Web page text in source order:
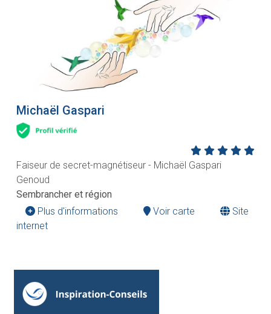
Michaël Gaspari
Faiseur de secret-magnétiseur - Michaël Gaspari
Genoud
Sembrancher et région
Plus d'informations
Voir carte
Site
internet